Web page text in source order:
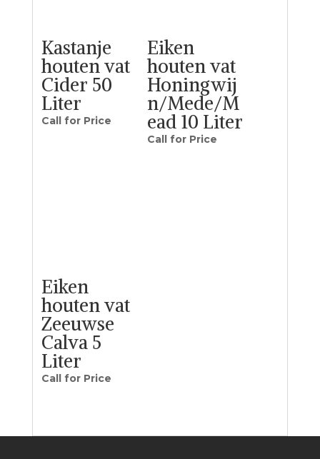
Kastanje
houten vat
Cider 50
Liter
Call for Price
Eiken
houten vat
Honingwij
n/Mede/M
ead 10 Liter
Call for Price
Eiken
houten vat
Zeeuwse
Calva 5
Liter
Call for Price